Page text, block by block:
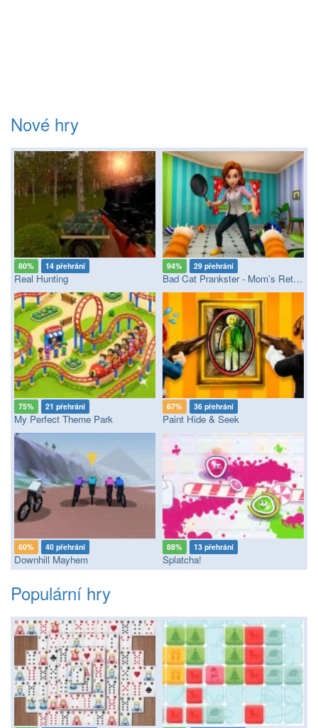
Nové hry
80% 14 přehrání
Real Hunting
94% 29 přehrání
Bad Cat Prankster - Mom’s Return
75% 21 přehrání
My Perfect Theme Park
67% 36 přehrání
Paint Hide & Seek
60% 40 přehrání
Downhill Mayhem
88% 13 přehrání
Splatcha!
Populární hry